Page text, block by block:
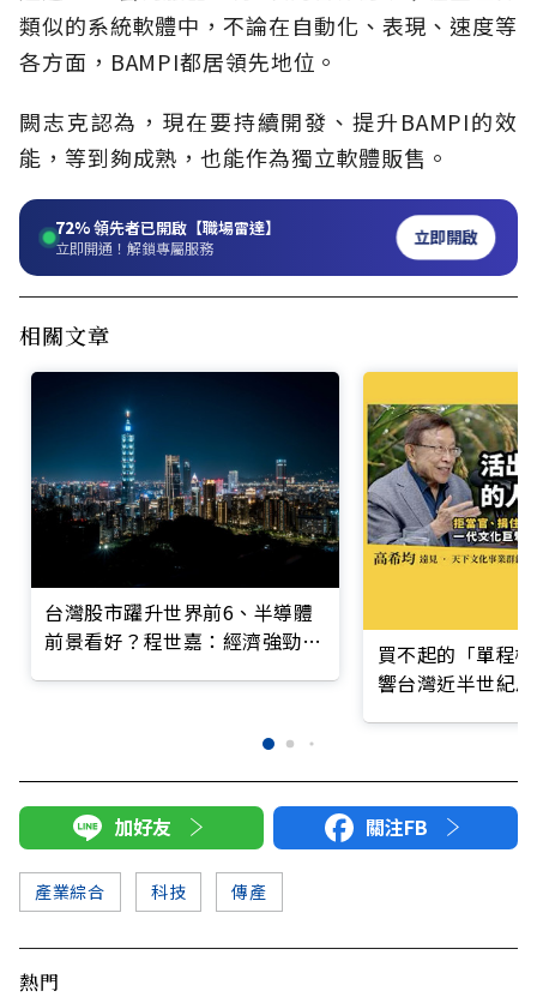
類似的系統軟體中，不論在自動化、表現、速度等
各方面，BAMPI都居領先地位。
闕志克認為，現在要持續開發、提升BAMPI的效
能，等到夠成熟，也能作為獨立軟體販售。
72%領先者已開啟【職場雷達】
立即開通！解鎖專屬服務 立即開啟
相關文章
台灣股市躍升世界前6、半導體
前景看好？程世嘉：經濟強勁成
買不起的「單程
響台灣近半世紀
加好友 關注FB
產業綜合 科技 傳產
熱門